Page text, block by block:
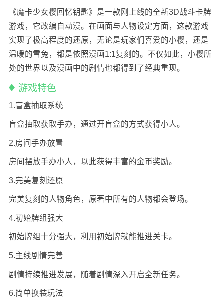
《魔卡少女樱回忆钥匙》是一款刚上线的全新3D战斗卡牌
游戏，它改编自动漫。在画面与人物设定方面，这款游戏
实现了极高程度的还原，无论是玩家们喜爱的小樱，还是
温暖的雪兔，都是依照漫画1:1复刻的。不仅如此，小樱所
处的世界以及漫画中的剧情也都得到了经典重现。
游戏特色
1.盲盒抽取系统
盲盒抽取获取手办，通过开盲盒的方式获得小人。
2.房间手办放置
房间摆放手办小人，以此获得丰富的金币奖励。
3.完美复刻还原
完美复刻的人物角色，原著中所有的人物都会登场。
4.初始牌组强大
初始牌组十分强大，利用初始牌就能推进关卡。
5.主线剧情完善
剧情持续推进发展，随着剧情深入开启全新任务。
6.简单换装玩法